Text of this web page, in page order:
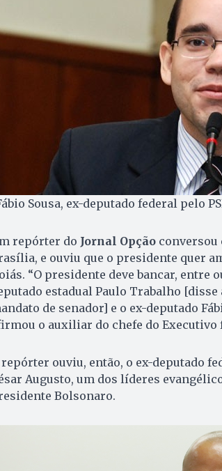
Sousa, ex-deputado federal pelo
repórter do Jornal Opçãoconversou
e ouviu que o presidente quer
“O presidente deve bancar, entre
estadual Paulo Trabalho [disse
de senador] e o ex-deputado
o auxiliar do chefe do Executivo
repórter ouviu, então, o ex-deputado
Augusto, um dos líderes
Bolsonaro.